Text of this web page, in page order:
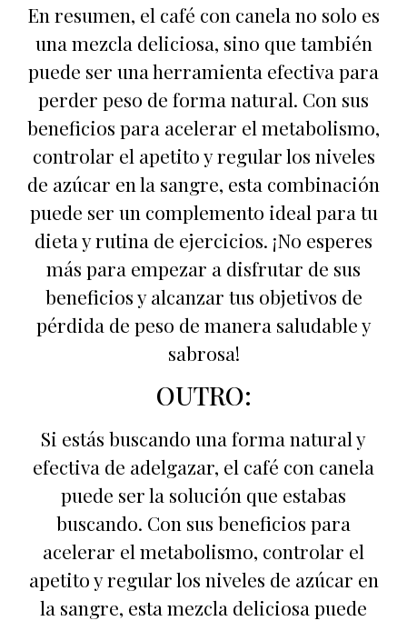
En resumen, el café con canela no solo es
una mezcla deliciosa, sino que también
puede ser una herramienta efectiva para
perder peso de forma natural. Con sus
beneficios para acelerar el metabolismo,
controlar el apetito y regular los niveles
de azúcar en la sangre, esta combinación
puede ser un complemento ideal para tu
dieta y rutina de ejercicios. ¡No esperes
más para empezar a disfrutar de sus
beneficios y alcanzar tus objetivos de
pérdida de peso de manera saludable y
sabrosa!
OUTRO:
Si estás buscando una forma natural y
efectiva de adelgazar, el café con canela
puede ser la solución que estabas
buscando. Con sus beneficios para
acelerar el metabolismo, controlar el
apetito y regular los niveles de azúcar en
la sangre, esta mezcla deliciosa puede